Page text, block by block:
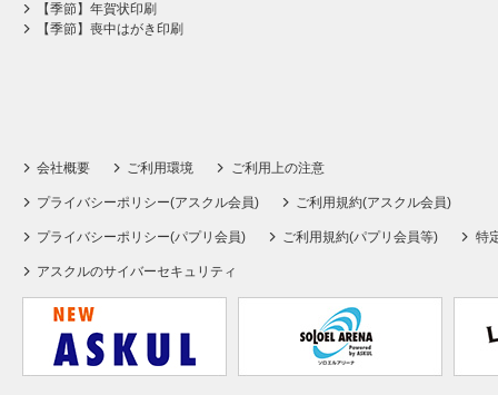
【季節】年賀状印刷
【季節】喪中はがき印刷
会社概要 ご利用環境 ご利用上の注意
プライバシーポリシー(アスクル会員) ご利用規約(アスクル会員)
プライバシーポリシー(パプリ会員) ご利用規約(パプリ会員等) 特
アスクルのサイバーセキュリティ